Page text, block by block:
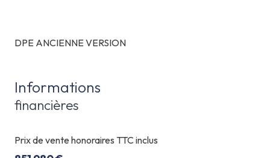
DPE ANCIENNE VERSION
Informations
financières
Prix de vente honoraires TTC inclus